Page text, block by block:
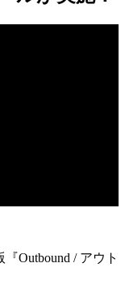
『Outbound / アウト